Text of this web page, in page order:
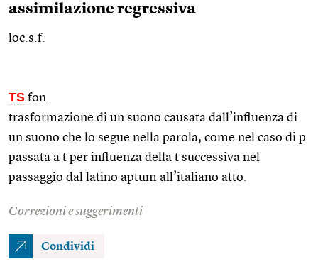
assimilazione regressiva
loc.s.f.
TS fon.
trasformazione di un suono causata dall’influenza di
un suono che lo segue nella parola, come nel caso di p
passata a t per influenza della t successiva nel
passaggio dal latino aptum all’italiano atto.
Correzioni e suggerimenti
Condividi